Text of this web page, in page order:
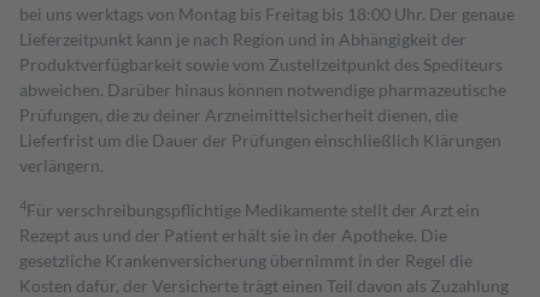
bei uns werktags von Montag bis Freitag bis 18:00 Uhr. Der genaue
Lieferzeitpunkt kann je nach Region und in Abhängigkeit der
Produktverfügbarkeit sowie vom Zustellzeitpunkt des Spediteurs
abweichen. Darüber hinaus können notwendige pharmazeutische
Prüfungen, die zu deiner Arzneimittelsicherheit dienen, die
Lieferfrist um die Dauer der Prüfungen einschließlich Klärungen
verlängern.
4Für verschreibungspflichtige Medikamente stellt der Arzt ein
Rezept aus und der Patient erhält sie in der Apotheke. Die
gesetzliche Krankenversicherung übernimmt in der Regel die
Kosten dafür, der Versicherte trägt einen Teil davon als Zuzahlung